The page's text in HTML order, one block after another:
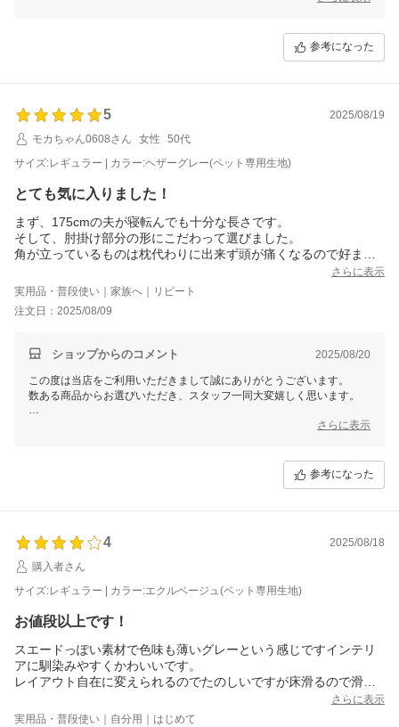
参考になった
5
2025/08/19
モカちゃん0608さん
女性
50代
サイズ:レギュラー | カラー:ヘザーグレー(ペット専用生地)
とても気に入りました！
まず、175cmの夫が寝転んでも十分な長さです。
そして、肘掛け部分の形にこだわって選びました。
角が立っているものは枕代わりに出来ず頭が痛くなるので好ま
ず、こちらの商品は座面に向かってなだらかなカーブとなってお
り頭を置いてもとても気持ちよく過ごせます。
座面の適度な硬さも心地良いです。
ワンちゃんの引っ掻き傷対応モデルにしたので安心して一緒に座
さらに表示
実用品・普段使い｜家族へ｜リピート
注文日：2025/08/09
ショップからのコメント 2025/08/20
この度は当店をご利用いただきまして誠にありがとうございます。
数ある商品からお選びいただき、スタッフ一同大変嬉しく思います。
これからもお客様にご満足いただける商品をご提供できるようさらに表示
参考になった
4
2025/08/18
購入者さん
サイズ:レギュラー | カラー:エクルベージュ(ペット専用生地)
お値段以上です！
スエードっぽい素材で色味も薄いグレーという感じですインテリ
アに馴染みやすくかわいいです。
レイアウト自在に変えられるのでたのしいですが床滑るので滑り
子どもが小さいので洗えるのがいいと思いこちらを選びました
さらに表示
実用品・普段使い｜自分用｜はじめて